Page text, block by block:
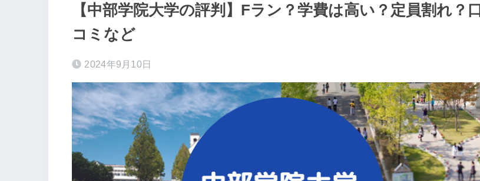
【中部学院大学の評判】Fラン？学費は高い？定員割れ？口
コミなど
2024年9月10日